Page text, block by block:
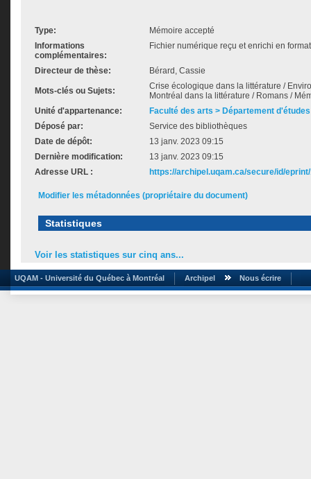
Type:
Mémoire accepté
Informations
complémentaires:
Fichier numérique reçu et enrichi en
Directeur de thèse: Bérard, Cassie
Mots-clés ou Sujets:
Crise écologique dans la littérature /
Montréal dans la littérature / Romans /
Unité d'appartenance:
Faculté des arts > Département
Déposé par:
Service des bibliothèques
Date de dépôt:
13 janv. 2023 09:15
Dernière modification:
13 janv. 2023 09:15
Adresse URL :
https://archipel.uqam.ca/secure/id/
Modifier les métadonnées (propriétaire du document)
Statistiques
Voir les statistiques sur cinq ans...
UQAM - Université du Québec à Montréal Archipel Nous écrire